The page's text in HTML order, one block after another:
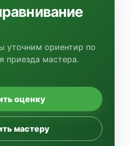
уточним ориентир по
приезда мастера.
оценку
мастеру